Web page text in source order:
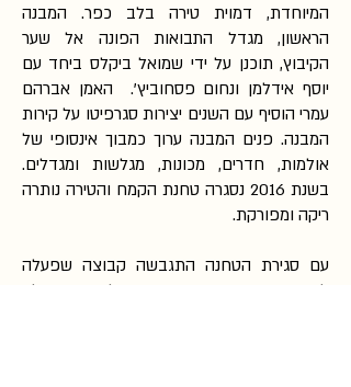
המיוחדת, דמוית טירה בלב כפר. המבנה
הראשון, מגדל התבואות הפונה אל שער
הקיבוץ, תוכנן על ידי שמואל ביקלס ביחד עם
יוסף אידלמן ונחום פסחוביץ'. האמן אברהם
עמרי הוסיף עם השנים יצירות סגרפיטו על קירות
המבנה. פנים המבנה ערוך כמבוך אינסופי של
אולמות, חדרים, מכונות, מגלשות ומגדלים.
בשנת 2016 נסגרה טחנת הקמח והטירה נותרה
ריקה ומפורקת.
עם סגירת הטחנה התגבשה קבוצה שפעלה
למען שימור והחייאת המבנה על ידי הקהילה